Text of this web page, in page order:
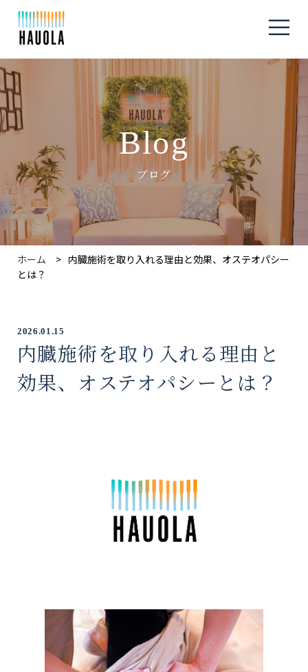
Blog
ブログ
ホーム
内臓施術を取り入れる理由と効果、オステオパシー
とは？
2026.01.15
内臓施術を取り入れる理由と
効果、オステオパシーとは？